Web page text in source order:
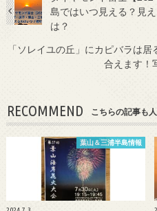
島ではいつ見える？見
は？
「ソレイユの丘」にカピバラは
合えます！
RECOMMEND こちらの記事も人
葉山＆三浦半島情報